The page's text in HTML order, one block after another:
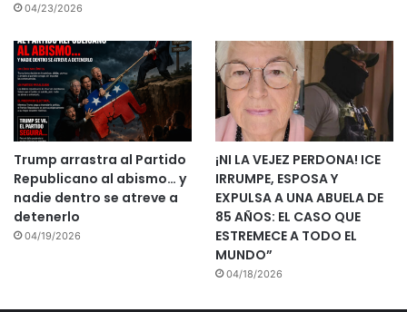
04/23/2026
Trump arrastra al Partido
Republicano al abismo… y
nadie dentro se atreve a
detenerlo
04/19/2026
¡NI LA VEJEZ PERDONA! ICE
IRRUMPE, ESPOSA Y
EXPULSA A UNA ABUELA DE
85 AÑOS: EL CASO QUE
ESTREMECE A TODO EL
MUNDO”
04/18/2026